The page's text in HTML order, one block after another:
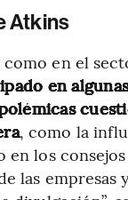
Atkins
como en el
en
, como la
en los
las empresas